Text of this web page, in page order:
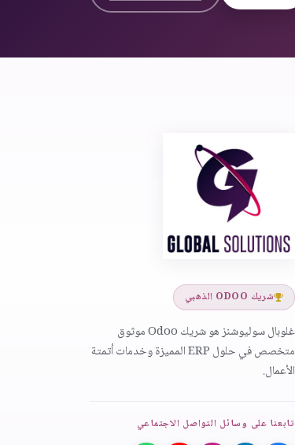
شريك ODOO الذهبي
غلوبال سوليوشنز هو شريك Odoo موثوق
متخصص في حلول ERP المميزة وخدمات أتمتة
الأعمال.
تابعنا على وسائل التواصل الاجتماعي